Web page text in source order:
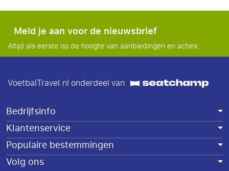
Meld je aan voor de nieuwsbrief
Altijd als eerste op de hoogte van aanbiedingen en acties.
VoetbalTravel.nl onderdeel van
Bedrijfsinfo
Klantenservice
Populaire bestemmingen
Volg ons